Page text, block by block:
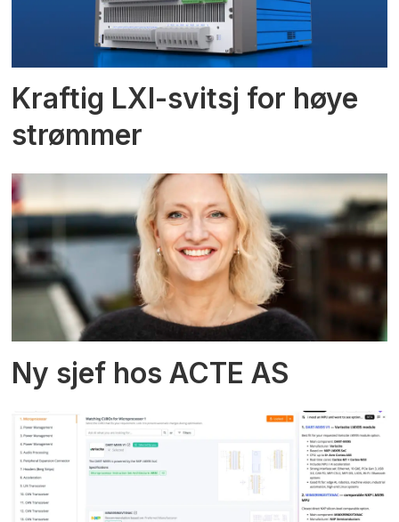
Kraftig LXI-svitsj for høye
strømmer
Ny sjef hos ACTE AS